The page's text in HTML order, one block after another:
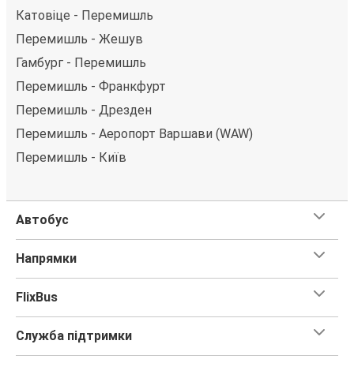
Катовіце - Перемишль
Перемишль - Жешув
Гамбург - Перемишль
Перемишль - Франкфурт
Перемишль - Дрезден
Перемишль - Аеропорт Варшави (WAW)
Перемишль - Київ
Автобус
Напрямки
FlixBus
Служба підтримки